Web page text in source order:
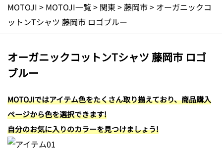
HOME
お問い合わせ
MOTOJI > MOTOJI一覧> 関東 > 藤岡市> オーガニックコ
ットンTシャツ 藤岡市 ロゴブルー
オーガニックコットンTシャツ 藤岡市 ロゴ
ブルー
MOTOJIではアイテム色をたくさん取り揃えており、商品購入
ページから色を選択できます!
自分のお気に入りのカラーを見つけましょう!